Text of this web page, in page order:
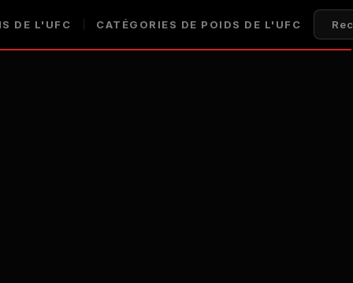
DE L'UFC CATÉGORIES DE POIDS DE L'UFC